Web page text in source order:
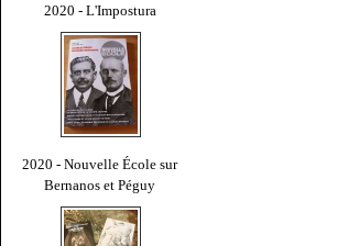
2020 - L'Impostura
2020 - Nouvelle École sur
Bernanos et Péguy